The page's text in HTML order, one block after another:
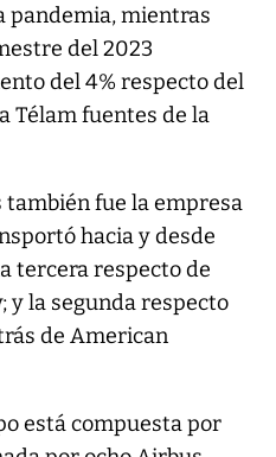
pandemia, mientras
del 2023
del 4% respecto del
Télam fuentes de la
fue la empresa
hacia y desde
tercera respecto de
y la segunda respecto
de American
está compuesta por